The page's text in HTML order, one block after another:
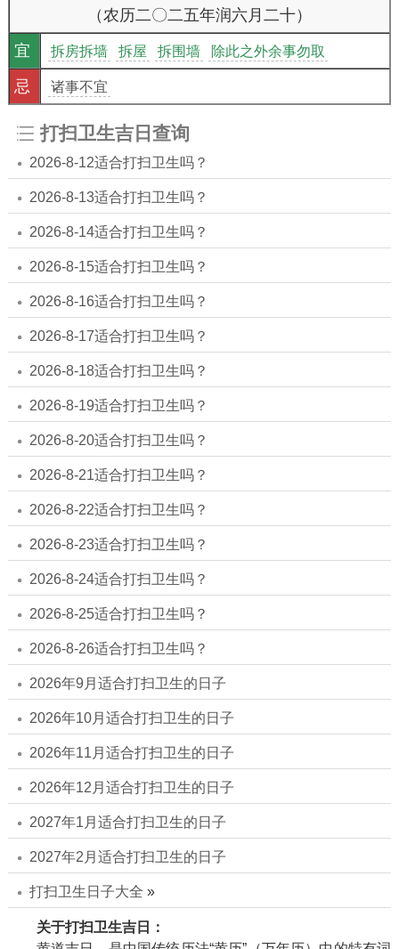
（农历二〇二五年润六月二十）
宜
拆房拆墙 拆屋 拆围墙
除此之外余事勿取
忌
诸事不宜
打扫卫生吉日查询
2026-8-12适合打扫卫生吗？
2026-8-13适合打扫卫生吗？
2026-8-14适合打扫卫生吗？
2026-8-15适合打扫卫生吗？
2026-8-16适合打扫卫生吗？
2026-8-17适合打扫卫生吗？
2026-8-18适合打扫卫生吗？
2026-8-19适合打扫卫生吗？
2026-8-20适合打扫卫生吗？
2026-8-21适合打扫卫生吗？
2026-8-22适合打扫卫生吗？
2026-8-23适合打扫卫生吗？
2026-8-24适合打扫卫生吗？
2026-8-25适合打扫卫生吗？
2026-8-26适合打扫卫生吗？
2026年9月适合打扫卫生的日子
2026年10月适合打扫卫生的日子
2026年11月适合打扫卫生的日子
2026年12月适合打扫卫生的日子
2027年1月适合打扫卫生的日子
2027年2月适合打扫卫生的日子
打扫卫生日子大全 »
关于打扫卫生吉日：